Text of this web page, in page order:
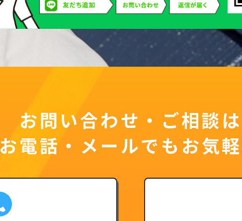
お問い合わせ・ご相談は
お電話・メールでもお気